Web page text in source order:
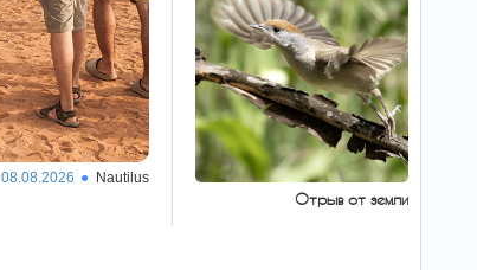
В Димоне на улице
Матитьягу а-Коэн в
результате нападения с применением
холодного оружия был тяжело ранен 18-
летний юноша. Раненый доставлен в
больницу «Сорока» в Беэр-Шеве.
02:15
Почему кошка
кусает руку во время
ласки - ответ
ветеринаров
08.08.2026 Nautilus
Отрыв от земли